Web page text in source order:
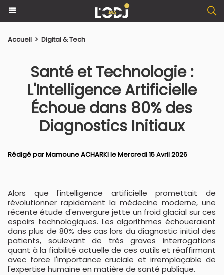
Accueil > Digital & Tech
Santé et Technologie :
L'Intelligence Artificielle
Échoue dans 80% des
Diagnostics Initiaux
Rédigé parMamoune ACHARKIle Mercredi 15 Avril 2026
Alors que l'intelligence artificielle promettait de
révolutionner rapidement la médecine moderne, une
récente étude d'envergure jette un froid glacial sur ces
espoirs technologiques. Les algorithmes échoueraient
dans plus de 80% des cas lors du diagnostic initial des
patients, soulevant de très graves interrogations
quant à la fiabilité actuelle de ces outils et réaffirmant
avec force l'importance cruciale et irremplaçable de
l'expertise humaine en matière de santé publique.